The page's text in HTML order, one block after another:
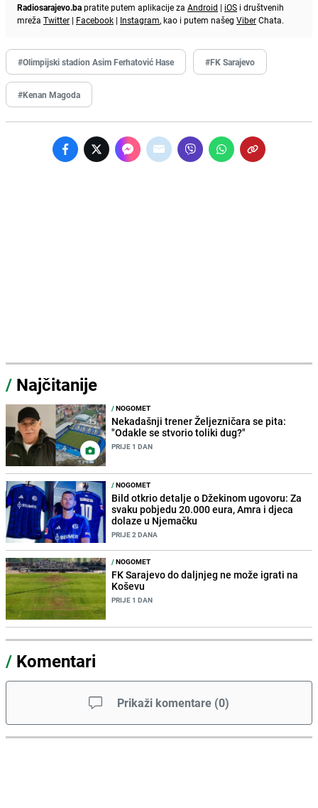
Radiosarajevo.bapratite putem aplikacije za Android | iOS i društvenih
mreža Twitter | Facebook | Instagram, kao i putem našeg ViberChata.
#Olimpijski stadion Asim Ferhatović Hase #FK Sarajevo
#Kenan Magoda
/ Najčitanije
/NOGOMET
Nekadašnji trener Željezničara se pita:
"Odakle se stvorio toliki dug?"
PRIJE 1 DAN
/NOGOMET
Bild otkrio detalje o Džekinom ugovoru: Za
svaku pobjedu 20.000 eura, Amra i djeca
dolaze u Njemačku
PRIJE 2 DANA
/NOGOMET
FK Sarajevo do daljnjeg ne može igrati na
Koševu
PRIJE 1 DAN
/ Komentari
Prikaži komentare (0)